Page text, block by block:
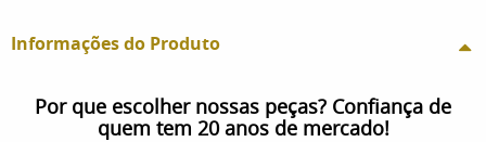
Informações do Produto
Por que escolher nossas peças? Confiança de
quem tem 20 anos de mercado!